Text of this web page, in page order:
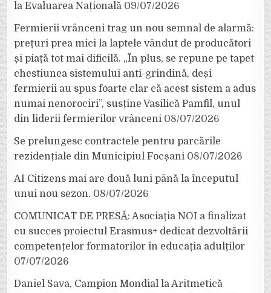
la Evaluarea Națională 09/07/2026
Fermierii vrânceni trag un nou semnal de alarmă:
prețuri prea mici la laptele vândut de producători
și piață tot mai dificilă. „În plus, se repune pe tapet
chestiunea sistemului anti-grindină, deși
fermierii au spus foarte clar că acest sistem a adus
numai nenorociri”, susține Vasilică Pamfil, unul
din liderii fermierilor vrânceni 08/07/2026
Se prelungesc contractele pentru parcările
rezidențiale din Municipiul Focșani 08/07/2026
AI Citizens mai are două luni până la începutul
unui nou sezon. 08/07/2026
COMUNICAT DE PRESĂ: Asociația NOI a finalizat
cu succes proiectul Erasmus+ dedicat dezvoltării
competențelor formatorilor în educația adulților
07/07/2026
Daniel Sava, Campion Mondial la Aritmetică